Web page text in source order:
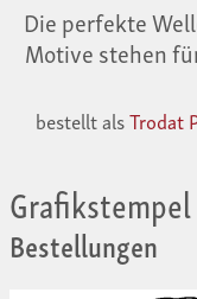
Die perfekte
Motive stehen
bestellt alsTrodat
Grafikstempel
Bestellungen